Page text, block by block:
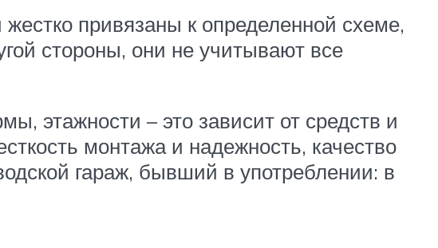
привязаны к определенной схеме,
стороны, они не учитывают все
этажности – это зависит от средств и
монтажа и надежность, качество
гараж, бывший в употреблении: в